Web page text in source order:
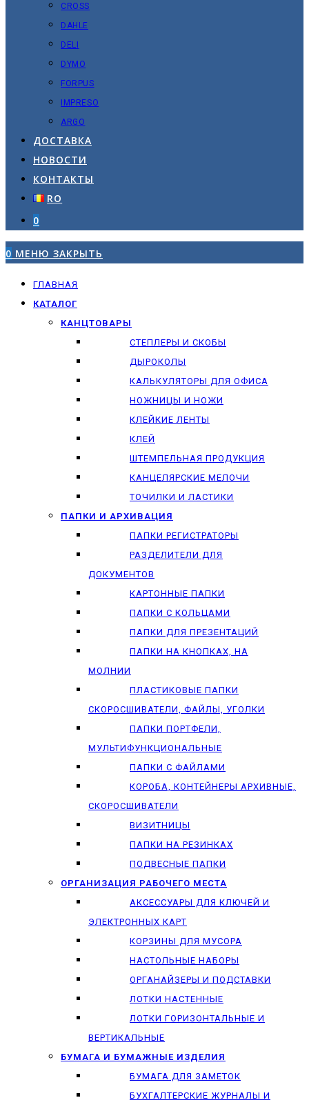
CROSS
DAHLE
DELI
DYMO
FORPUS
IMPRESO
ARGO
ДОСТАВКА
НОВОСТИ
КОНТАКТЫ
RO
0
0 МЕНЮ ЗАКРЫТЬ
ГЛАВНАЯ
КАТАЛОГ
КАНЦТОВАРЫ
СТЕПЛЕРЫ И СКОБЫ
ДЫРОКОЛЫ
КАЛЬКУЛЯТОРЫ ДЛЯ ОФИСА
НОЖНИЦЫ И НОЖИ
КЛЕЙКИЕ ЛЕНТЫ
КЛЕЙ
ШТЕМПЕЛЬНАЯ ПРОДУКЦИЯ
КАНЦЕЛЯРСКИЕ МЕЛОЧИ
ТОЧИЛКИ И ЛАСТИКИ
ПАПКИ И АРХИВАЦИЯ
ПАПКИ РЕГИСТРАТОРЫ
РАЗДЕЛИТЕЛИ ДЛЯ
ДОКУМЕНТОВ
КАРТОННЫЕ ПАПКИ
ПАПКИ С КОЛЬЦАМИ
ПАПКИ ДЛЯ ПРЕЗЕНТАЦИЙ
ПАПКИ НА КНОПКАХ, НА
МОЛНИИ
ПЛАСТИКОВЫЕ ПАПКИ
СКОРОСШИВАТЕЛИ, ФАЙЛЫ, УГОЛКИ
ПАПКИ ПОРТФЕЛИ,
МУЛЬТИФУНКЦИОНАЛЬНЫЕ
ПАПКИ С ФАЙЛАМИ
КОРОБА, КОНТЕЙНЕРЫ АРХИВНЫЕ,
СКОРОСШИВАТЕЛИ
ВИЗИТНИЦЫ
ПАПКИ НА РЕЗИНКАХ
ПОДВЕСНЫЕ ПАПКИ
ОРГАНИЗАЦИЯ РАБОЧЕГО МЕСТА
АКСЕССУАРЫ ДЛЯ КЛЮЧЕЙ И
ЭЛЕКТРОННЫХ КАРТ
КОРЗИНЫ ДЛЯ МУСОРА
НАСТОЛЬНЫЕ НАБОРЫ
ОРГАНАЙЗЕРЫ И ПОДСТАВКИ
ЛОТКИ НАСТЕННЫЕ
ЛОТКИ ГОРИЗОНТАЛЬНЫЕ И
ВЕРТИКАЛЬНЫЕ
БУМАГА И БУМАЖНЫЕ ИЗДЕЛИЯ
БУМАГА ДЛЯ ЗАМЕТОК
БУХГАЛТЕРСКИЕ ЖУРНАЛЫ И